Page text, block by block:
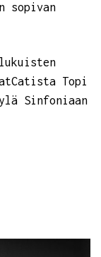
Topi
Sinfoniaan